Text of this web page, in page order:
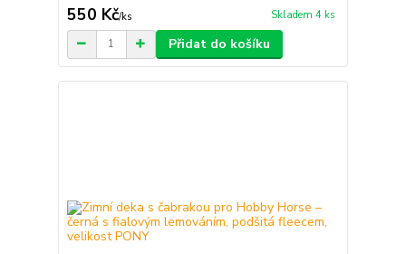
550 Kč/ks Skladem 4 ks
Přidat do košíku